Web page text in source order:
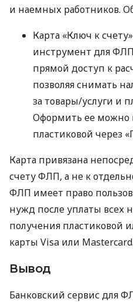
и наемных работников.
Карта «Ключ к
инструмент для
прямой доступ к
позволяя снимать
за товары/услуги и
Оформить ее можно
пластиковой через
Карта привязана
счету ФЛП, а не к
ФЛП имеет право
нужд после уплаты всех
получения пластиковой
карты Visa или Mastercard.
Вывод
Банковский сервис для